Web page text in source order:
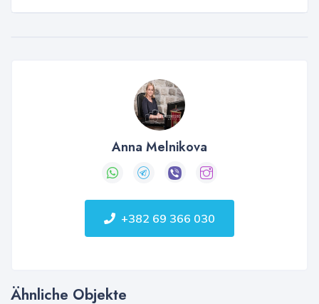
Anna Melnikova
+382 69 366 030
Ähnliche Objekte